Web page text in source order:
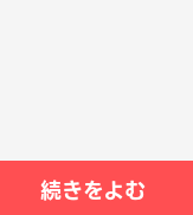
続きをよむ